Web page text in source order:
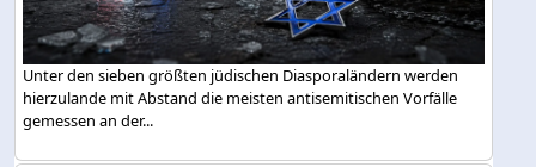
Unter den sieben größten jüdischen Diasporaländern werden
hierzulande mit Abstand die meisten antisemitischen Vorfälle
gemessen an der...